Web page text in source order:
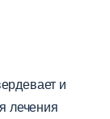
и
лечения